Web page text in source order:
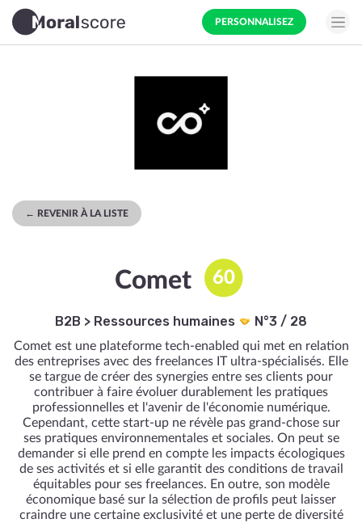
PERSONNALISEZ
← REVENIR À LA LISTE
Comet 60
B2B > Ressources humaines N°3 / 28
Comet est une plateforme tech-enabled qui met en relation
des entreprises avec des freelances IT ultra-spécialisés. Elle
se targue de créer des synergies entre ses clients pour
contribuer à faire évoluer durablement les pratiques
professionnelles et l'avenir de l'économie numérique.
Cependant, cette start-up ne révèle pas grand-chose sur
ses pratiques environnementales et sociales. On peut se
demander si elle prend en compte les impacts écologiques
de ses activités et si elle garantit des conditions de travail
équitables pour ses freelances. En outre, son modèle
économique basé sur la sélection de profils peut laisser
craindre une certaine exclusivité et une perte de diversité